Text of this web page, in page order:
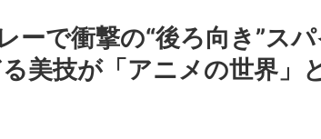
ーで衝撃の“後ろ向き”スパ
美技が「アニメの世界」